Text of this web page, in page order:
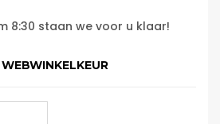
8:30 staan we voor u klaar!